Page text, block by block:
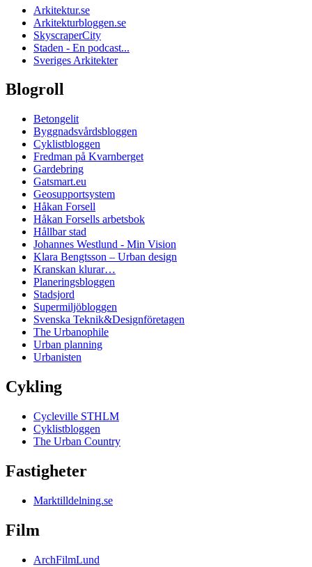
Arkitektur.se
Arkitekturbloggen.se
SkyscraperCity
Staden - En podcast...
Sveriges Arkitekter
Blogroll
Betongelit
Byggnadsvårdsbloggen
Cyklistbloggen
Fredman på Kvarnberget
Gardebring
Gatsmart.eu
Geosupportsystem
Håkan Forsell
Håkan Forsells arbetsbok
Hållbar stad
Johannes Westlund - Min Vision
Klara Bengtsson – Urban design
Kranskan klurar…
Planeringsbloggen
Stadsjord
Supermiljöbloggen
Svenska Teknik&Designföretagen
The Urbanophile
Urban planning
Urbanisten
Cykling
Cycleville STHLM
Cyklistbloggen
The Urban Country
Fastigheter
Marktilldelning.se
Film
ArchFilmLund